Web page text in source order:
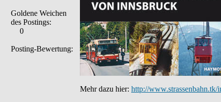
Goldene Weichen
des Postings:
0
Posting-Bewertung:
Mehr dazu hier: http://